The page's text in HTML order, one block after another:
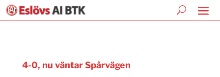
4-0, nu väntar Spårvägen